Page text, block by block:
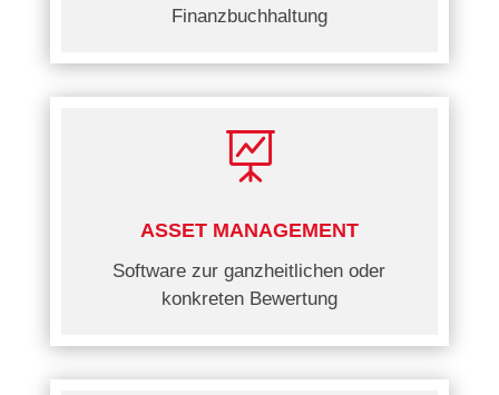
Finanzbuchhaltung

ASSET MANAGEMENT
Software zur ganzheitlichen oder
konkreten Bewertung